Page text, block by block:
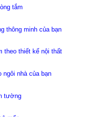
tắm
thông minh của bạn
theo thiết kế nội thất
ngôi nhà của bạn
tường